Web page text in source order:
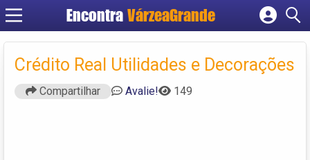
Encontra VárzeaGrande
Cadastrar empresa
Criar conta
Crédito Real Utilidades e Decorações
Compartilhar Avalie! 149